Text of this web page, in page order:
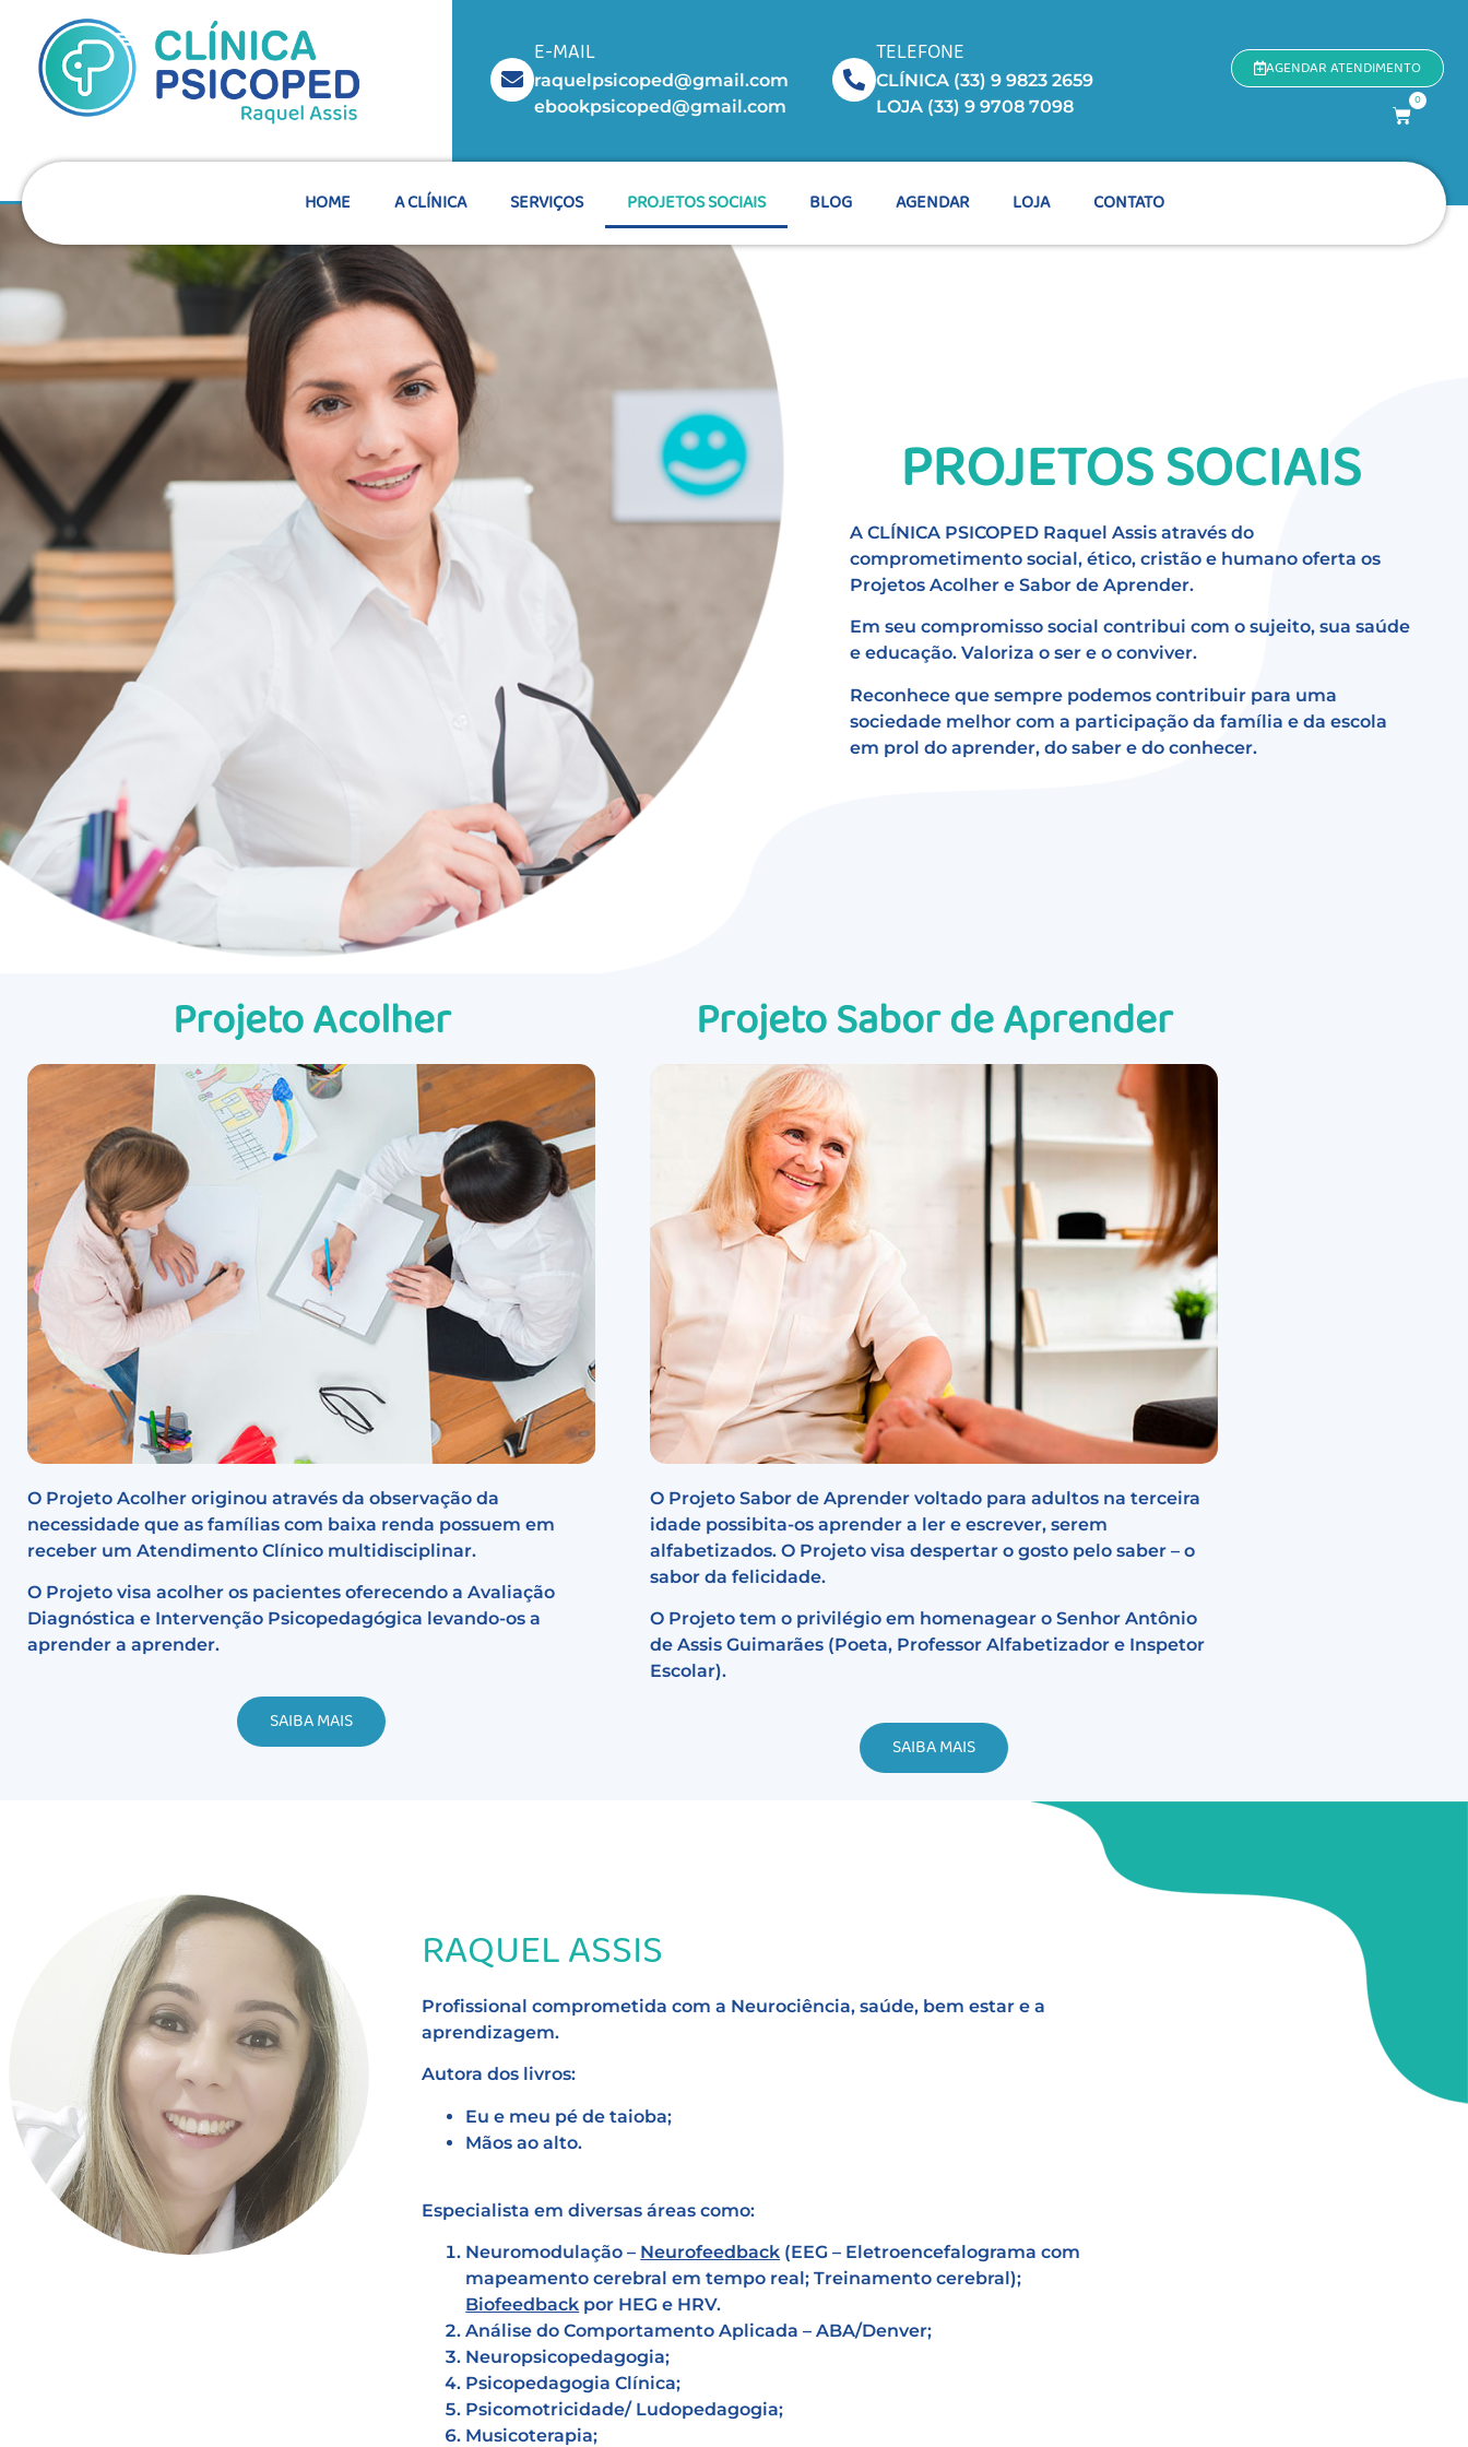
E-MAIL
raquelpsicoped@gmail.com
ebookpsicoped@gmail.com
TELEFONE
CLÍNICA (33) 9 9823 2659
LOJA (33) 9 9708 7098
AGENDAR ATENDIMENTO
0
HOME A CLÍNICA SERVIÇOS PROJETOS SOCIAIS BLOG AGENDAR LOJA CONTATO
PROJETOS SOCIAIS
A CLÍNICA PSICOPED Raquel Assis através do
comprometimento social, ético, cristão e humano oferta os
Projetos Acolher e Sabor de Aprender.
Em seu compromisso social contribui com o sujeito, sua saúde
e educação. Valoriza o ser e o conviver.
Reconhece que sempre podemos contribuir para uma
sociedade melhor com a participação da família e da escola
em prol do aprender, do saber e do conhecer.
Projeto Acolher
O Projeto Acolher originou através da observação da
necessidade que as famílias com baixa renda possuem em
receber um Atendimento Clínico multidisciplinar.
O Projeto visa acolher os pacientes oferecendo a Avaliação
Diagnóstica e Intervenção Psicopedagógica levando-os a
aprender a aprender.
SAIBA MAIS
Projeto Sabor de Aprender
O Projeto Sabor de Aprender voltado para adultos na terceira
idade possibita-os aprender a ler e escrever, serem
alfabetizados. O Projeto visa despertar o gosto pelo saber – o
sabor da felicidade.
O Projeto tem o privilégio em homenagear o Senhor Antônio
de Assis Guimarães (Poeta, Professor Alfabetizador e Inspetor
Escolar).
SAIBA MAIS
RAQUEL ASSIS
Profissional comprometida com a Neurociência, saúde, bem estar e a
aprendizagem.
Autora dos livros:
Eu e meu pé de taioba;
Mãos ao alto.
Especialista em diversas áreas como:
Neuromodulação – Neurofeedback (EEG – Eletroencefalograma com
mapeamento cerebral em tempo real; Treinamento cerebral);
Biofeedback por HEG e HRV.
Análise do Comportamento Aplicada – ABA/Denver;
Neuropsicopedagogia;
Psicopedagogia Clínica;
Psicomotricidade/ Ludopedagogia;
Musicoterapia;